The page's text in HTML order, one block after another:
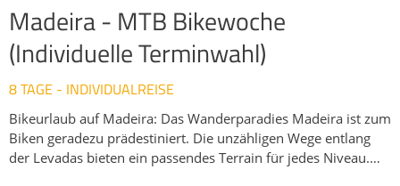
Madeira - MTB Bikewoche
(Individuelle Terminwahl)
8 TAGE - INDIVIDUALREISE
Bikeurlaub auf Madeira: Das Wanderparadies Madeira ist zum
Biken geradezu prädestiniert. Die unzähligen Wege entlang
der Levadas bieten ein passendes Terrain für jedes Niveau.